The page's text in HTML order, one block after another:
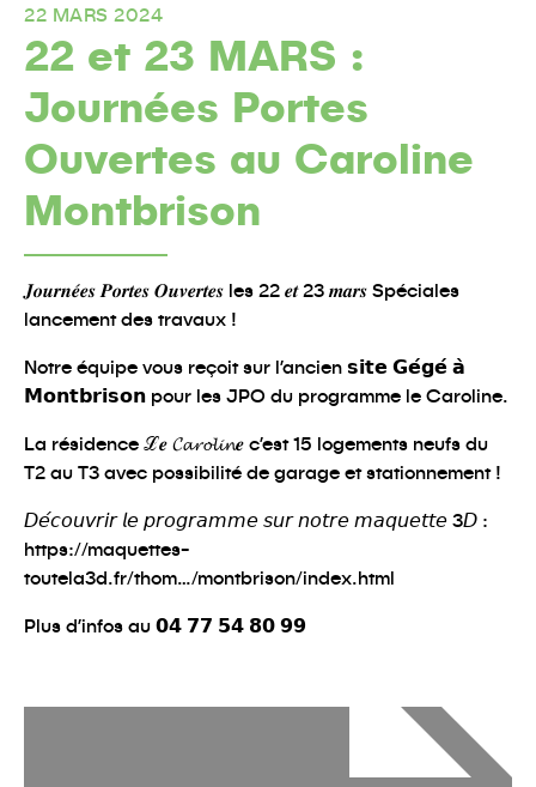
22 MARS 2024
22 et 23 MARS :
Journées Portes
Ouvertes au Caroline
Montbrison
𝑱𝒐𝒖𝒓𝒏𝒆́𝒆𝒔 𝑷𝒐𝒓𝒕𝒆𝒔 𝑶𝒖𝒗𝒆𝒓𝒕𝒆𝒔 les 22 𝒆𝒕 23 𝒎𝒂𝒓𝒔 Spéciales
lancement des travaux !
Notre équipe vous reçoit sur l’ancien 𝘀𝗶𝘁𝗲 𝗚𝗲́𝗴𝗲́ 𝗮̀
𝗠𝗼𝗻𝘁𝗯𝗿𝗶𝘀𝗼𝗻 pour les JPO du programme le Caroline.
La résidence ℒ𝒆 𝓒𝓪𝓻𝓸𝓵𝓲𝓷𝒆 c’est 15 logements neufs du
T2 au T3 avec possibilité de garage et stationnement !
𝘋𝘦́𝘤𝘰𝘶𝘷𝘳𝘪𝘳 𝘭𝘦 𝘱𝘳𝘰𝘨𝘳𝘢𝘮𝘮𝘦 𝘴𝘶𝘳 𝘯𝘰𝘵𝘳𝘦 𝘮𝘢𝘲𝘶𝘦𝘵𝘵𝘦 3𝘋 :
https://maquettes-
toutela3d.fr/thom…/montbrison/index.html
Plus d’infos au 𝟬𝟰 𝟳𝟳 𝟱𝟰 𝟴𝟬 𝟵𝟵